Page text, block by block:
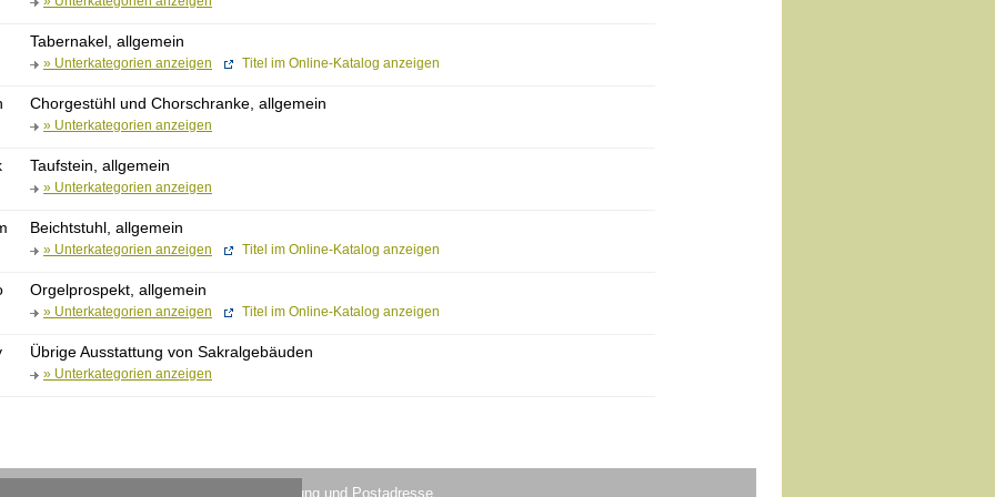
Tabernakel, allgemein
» Unterkategorien anzeigen Titel im Online-Katalog anzeigen
Chorgestühl und Chorschranke, allgemein
» Unterkategorien anzeigen
Taufstein, allgemein
» Unterkategorien anzeigen
Beichtstuhl, allgemein
» Unterkategorien anzeigen Titel im Online-Katalog anzeigen
Orgelprospekt, allgemein
» Unterkategorien anzeigen Titel im Online-Katalog anzeigen
Übrige Ausstattung von Sakralgebäuden
» Unterkategorien anzeigen
Verwaltung und Postadresse